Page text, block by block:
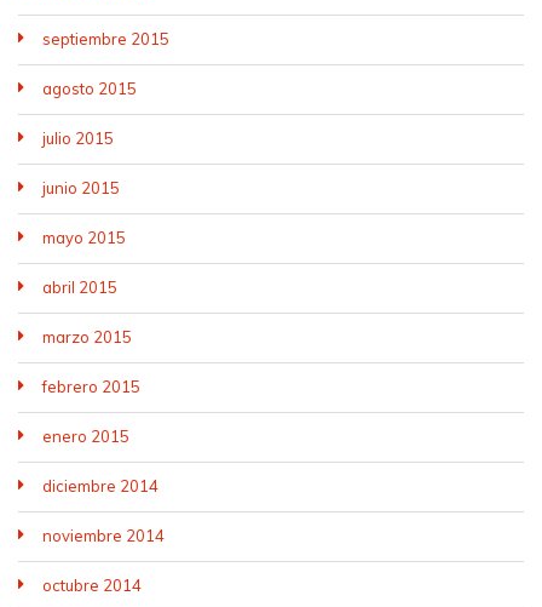
septiembre 2015
agosto 2015
julio 2015
junio 2015
mayo 2015
abril 2015
marzo 2015
febrero 2015
enero 2015
diciembre 2014
noviembre 2014
octubre 2014